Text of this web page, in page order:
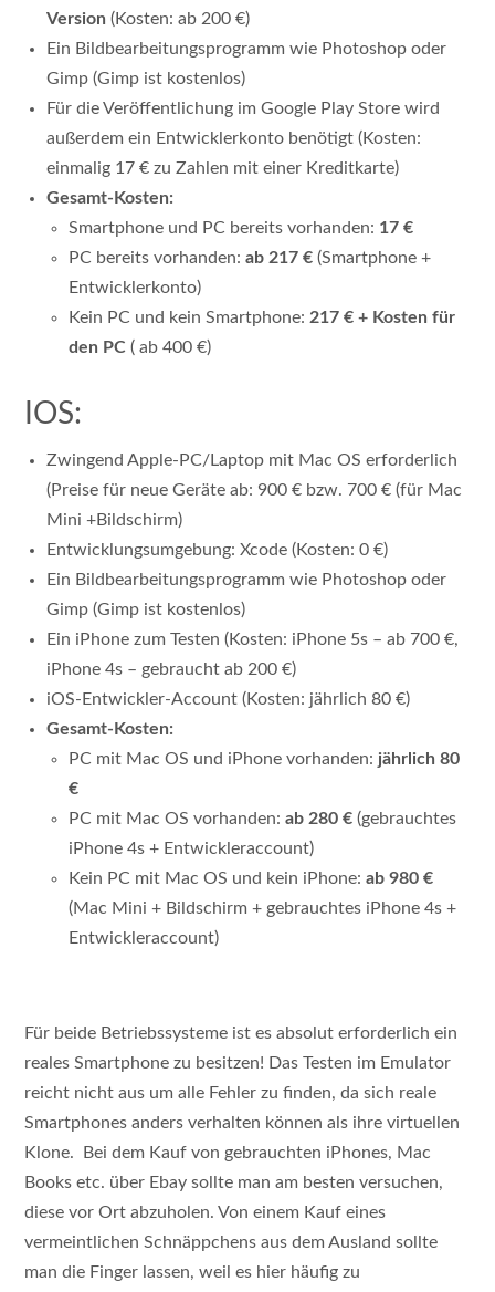
Version (Kosten: ab 200 €)
Ein Bildbearbeitungsprogramm wie Photoshop oder
Gimp (Gimp ist kostenlos)
Für die Veröffentlichung im Google Play Store wird
außerdem ein Entwicklerkonto benötigt (Kosten:
einmalig 17 € zu Zahlen mit einer Kreditkarte)
Gesamt-Kosten:
Smartphone und PC bereits vorhanden: 17 €
PC bereits vorhanden:ab 217 € (Smartphone +
Entwicklerkonto)
Kein PC und kein Smartphone: 217 € + Kosten für
den PC ( ab 400 €)
IOS:
Zwingend Apple-PC/Laptop mit Mac OS erforderlich
(Preise für neue Geräte ab: 900 € bzw. 700 € (für Mac
Mini +Bildschirm)
Entwicklungsumgebung: Xcode (Kosten: 0 €)
Ein Bildbearbeitungsprogramm wie Photoshop oder
Gimp (Gimp ist kostenlos)
Ein iPhone zum Testen (Kosten: iPhone 5s – ab 700 €,
iPhone 4s – gebraucht ab 200 €)
iOS-Entwickler-Account (Kosten: jährlich 80 €)
Gesamt-Kosten:
PC mit Mac OS und iPhone vorhanden: jährlich 80
€
PC mit Mac OS vorhanden:ab 280 € (gebrauchtes
iPhone 4s + Entwickleraccount)
Kein PC mit Mac OS und kein iPhone:ab 980 €
(Mac Mini + Bildschirm + gebrauchtes iPhone 4s +
Entwickleraccount)
Für beide Betriebssysteme ist es absolut erforderlich ein
reales Smartphone zu besitzen! Das Testen im Emulator
reicht nicht aus um alle Fehler zu finden, da sich reale
Smartphones anders verhalten können als ihre virtuellen
Klone. Bei dem Kauf von gebrauchten iPhones, Mac
Books etc. über Ebay sollte man am besten versuchen,
diese vor Ort abzuholen. Von einem Kauf eines
vermeintlichen Schnäppchens aus dem Ausland sollte
man die Finger lassen, weil es hier häufig zu